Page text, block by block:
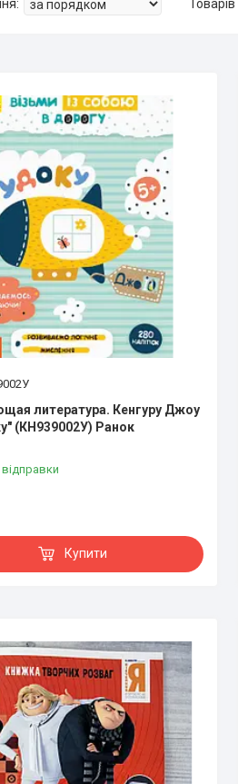
литература. Кенгуру Джоу
(КН939002У) Ранок
Купити